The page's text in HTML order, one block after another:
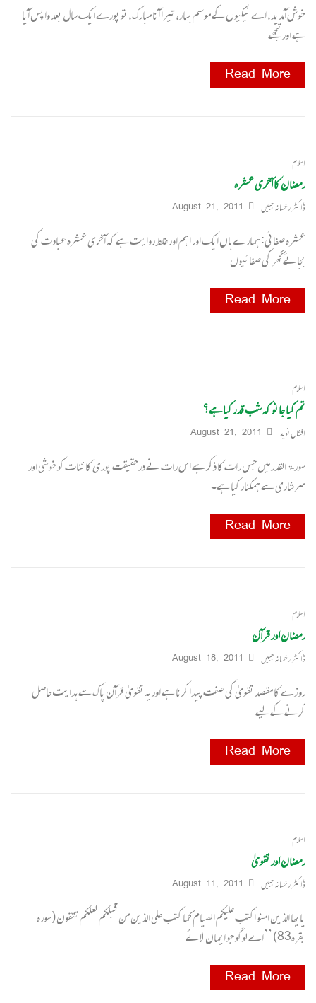
خوش آمدید، اے نیکیوں کے موسم بہار، تیرا آنا مبارک، تو پورے ایک سال بعد واپس آیا
ہے اور تجھے
Read More
اسلام
رمضان کا آخری عشرہ
ڈاکٹر رخسانہ جبیں August 21, 2011
عشرہ صفائی: ہمارے ہاں ایک اور اہم اور غلط روایت ہے کہ آخری عشرہ عبادت کی
بجائے گھر کی صفائیوں
Read More
اسلام
تم کیا جانو کہ شب قدر کیا ہے؟
افشاں نوید August 21, 2011
سورۃالقدر میں جس رات کا ذکر ہے اس رات نے درحقیقت پوری کائنات کو خوشی اور
سرشاری سے ہمکنار کیا ہے۔
Read More
اسلام
رمضان اور قرآن
ڈاکٹر رخسانہ جبیں August 18, 2011
رو زے کا مقصد تقویٰ کی صفت پیدا کرنا ہے اوریہ تقویٰ قرآن پاک سے ہدایت حاصل
کرنے کے لیے
Read More
اسلام
رمضان اور تقویٰ
ڈاکٹر رخسانہ جبیں August 11, 2011
یایھا الذین امنو اکتب علیکم الصیام کما کتب علی الذین من قبلکم لعلکم تتقون (سورہ
بقرہ83) ’’اے لوگو جو ایمان لائے
Read More